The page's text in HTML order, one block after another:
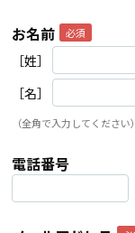
お名前
［姓］
［名］
（全角で入力してください）
電話番号